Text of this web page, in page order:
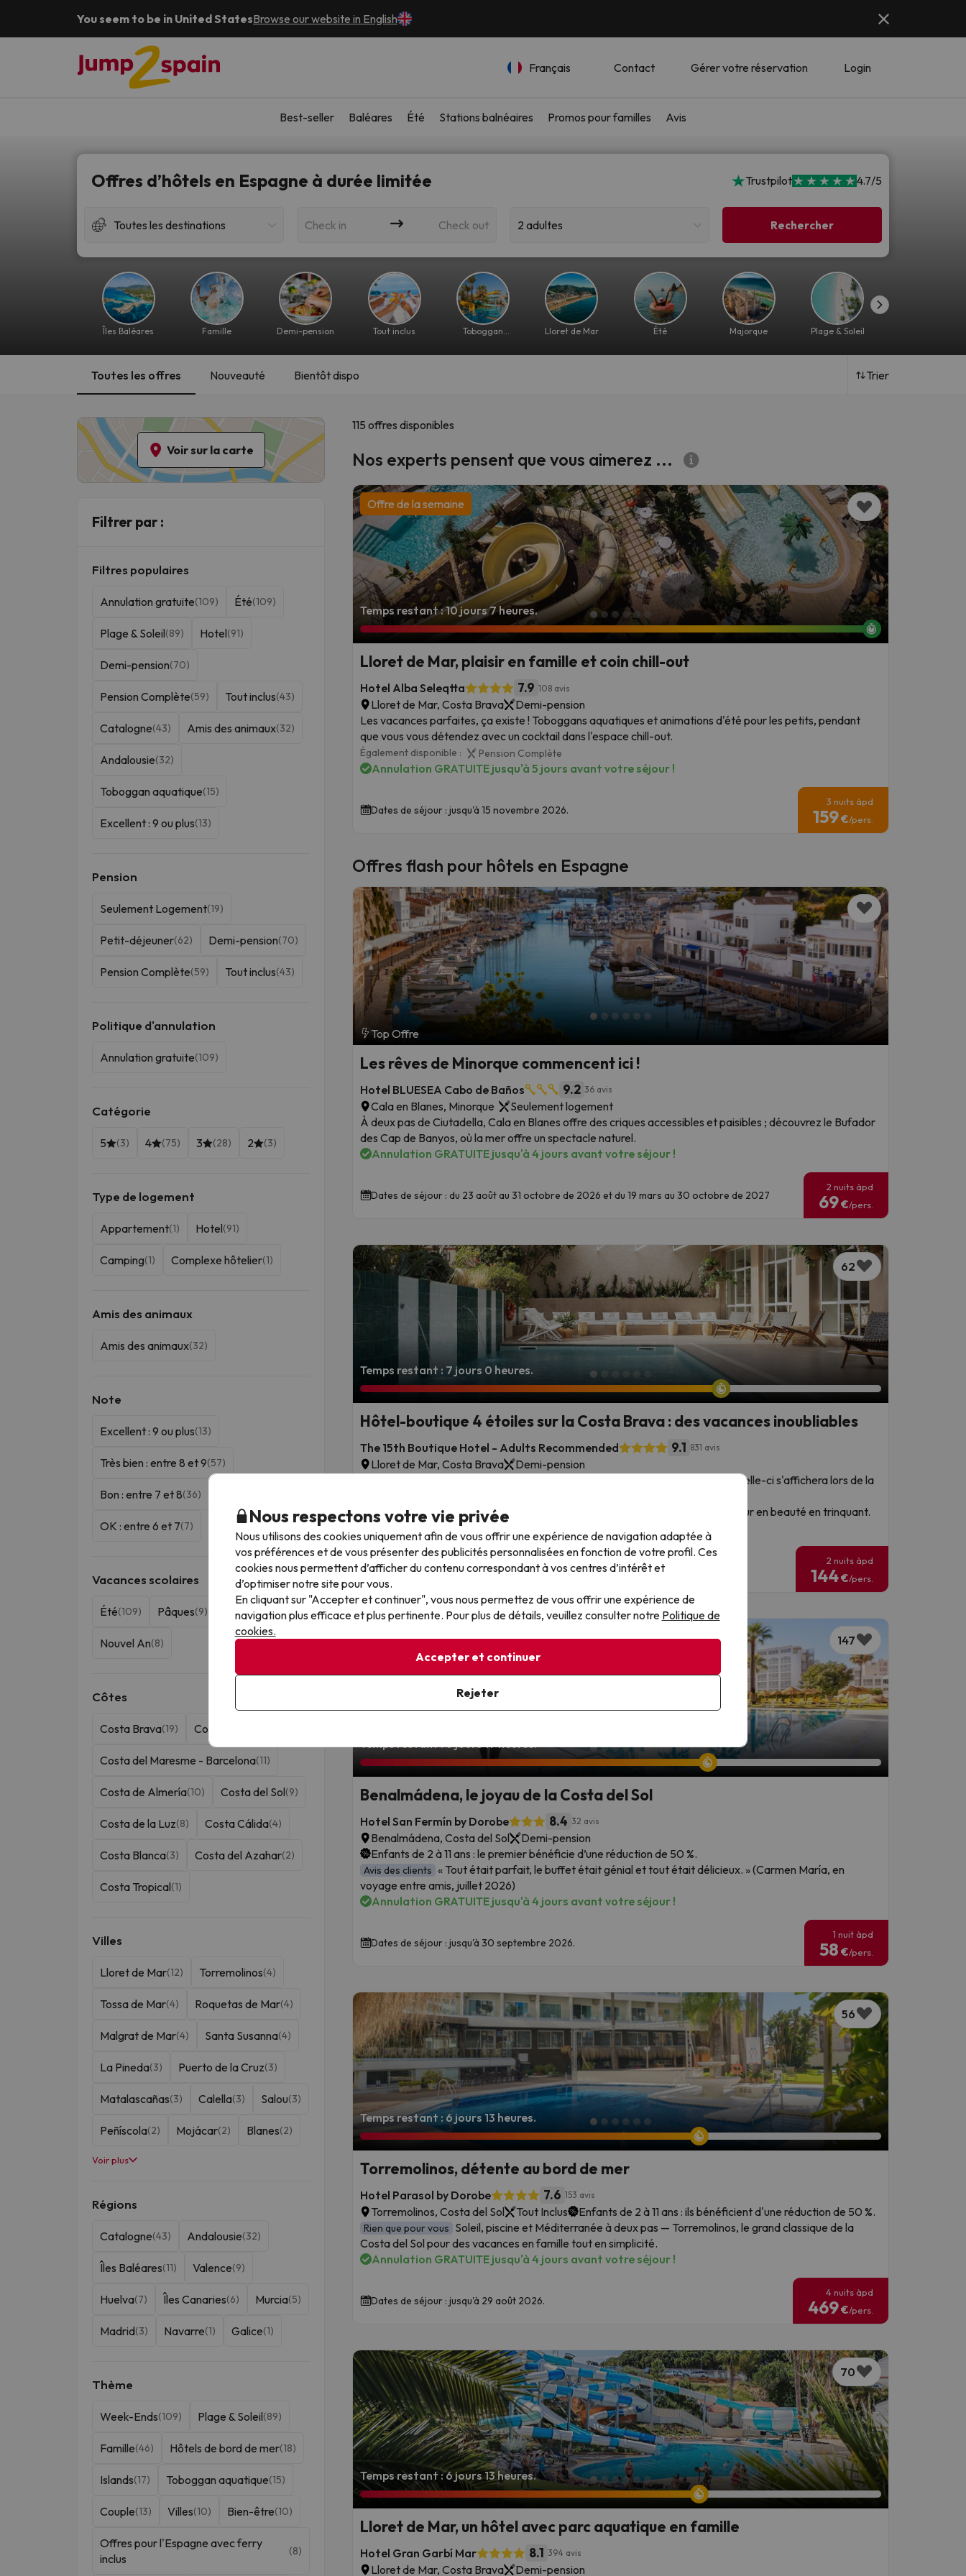
You seem to be in United StatesBrowse our website in English
Français Contact Gérer votre réservation Login
Best-seller Baléares Été Stations balnéaires Promos pour familles Avis
Offres d’hôtels en Espagne à durée limitée Trustpilot 4.7/5
Toutes les destinations Check in Check out 2 adultes
Îles Baléares Famille Demi-pension Tout inclus
Toboggan
Lloret de Mar Été Majorque Plage & Soleil
Toutes les offres Nouveauté Bientôt dispo Trier
115 offres disponibles
Nos experts pensent que vous aimerez ...
Offre de la semaine
Temps restant : 10 jours 7 heures.
Lloret de Mar, plaisir en famille et coin chill-out
Hotel Alba Seleqtta 7.9 108 avis
Lloret de Mar, Costa Brava
Demi-pension
Les vacances parfaites, ça existe ! Toboggans aquatiques et animations d'été pour les petits, pendant
que vous vous détendez avec un cocktail dans l'espace chill-out.
Également disponible : Pension Complète
Annulation GRATUITE jusqu'à 5 jours avant votre séjour !
Dates de séjour : jusqu'à 15 novembre 2026.
3 nuits àpd
159€/pers.
Offres flash pour hôtels en Espagne
Top Offre
Les rêves de Minorque commencent ici !
Hotel BLUESEA Cabo de Baños 9.2 36 avis
Cala en Blanes, Minorque
Seulement logement
À deux pas de Ciutadella, Cala en Blanes offre des criques accessibles et paisibles ; découvrez le Bufador
des Cap de Banyos, où la mer offre un spectacle naturel.
Annulation GRATUITE jusqu'à 4 jours avant votre séjour !
Dates de séjour : du 23 août au 31 octobre de 2026 et du 19 mars au 30 octobre de 2027
2 nuits àpd
69€/pers.
62
Temps restant : 7 jours 0 heures.
Hôtel-boutique 4 étoiles sur la Costa Brava : des vacances inoubliables
The 15th Boutique Hotel - Adults Recommended 9.1 831 avis
Lloret de Mar, Costa Brava
Demi-pension
Pour les séjours de 4 nuits ou plus, vous bénéficiez d'une réduction de 10 % (celle-ci s'affichera lors de la
Nous avons négocié pour vous : un verre de bienvenue. Commencez votre séjour en beauté en trinquant.
Annulation GRATUITE jusqu'à 5 jours avant votre séjour !
Dates de séjour : jusqu'à 17 octobre 2026.
2 nuits àpd
144€/pers.
147
Benalmádena, le joyau de la Costa del Sol
Hotel San Fermín by Dorobe 8.4 32 avis
Benalmádena, Costa del Sol
Demi-pension
Enfants de 2 à 11 ans : le premier bénéficie d’une réduction de 50 %.
Avis des clients « Tout était parfait, le buffet était génial et tout était délicieux. » (Carmen María, en
voyage entre amis, juillet 2026)
Annulation GRATUITE jusqu'à 4 jours avant votre séjour !
Dates de séjour : jusqu'à 30 septembre 2026.
1 nuit àpd
58 €/pers.
56
Temps restant : 6 jours 13 heures.
Torremolinos, détente au bord de mer
Hotel Parasol by Dorobe 7.6 153 avis
Torremolinos, Costa del Sol Tout Inclus Enfants de 2 à 11 ans : ils bénéficient d'une réduction de 50 %.
Rien que pour vous Soleil, piscine et Méditerranée à deux pas — Torremolinos, le grand classique de la
Costa del Sol pour des vacances en famille tout en simplicité.
Annulation GRATUITE jusqu'à 4 jours avant votre séjour !
Dates de séjour : jusqu'à 29 août 2026.
4 nuits àpd
469€/pers.
70
Temps restant : 6 jours 13 heures.
Lloret de Mar, un hôtel avec parc aquatique en famille
Hotel Gran Garbí Mar 8.1 394 avis
Lloret de Mar, Costa Brava Demi-pension
Voir sur la carte
Filtrer par :
Filtres populaires
Annulation gratuite(109) Été(109)
Plage & Soleil(89) Hotel(91)
Demi-pension(70)
Pension Complète(59) Tout inclus(43)
Catalogne(43) Amis des animaux(32)
Andalousie(32)
Toboggan aquatique(15)
Excellent : 9 ou plus(13)
Pension
Seulement Logement(19)
Petit-déjeuner(62) Demi-pension(70)
Pension Complète(59) Tout inclus(43)
Politique d'annulation
Annulation gratuite(109)
Catégorie
5 (3) 4 (75) 3 (28) 2 (3)
Type de logement
Appartement(1) Hotel(91)
Camping(1) Complexe hôtelier(1)
Amis des animaux
Amis des animaux(32)
Note
Excellent : 9 ou plus(13)
Très bien : entre 8 et 9(57)
Bon : entre 7 et 8(36)
OK : entre 6 et 7(7)
Vacances scolaires
Été(109) Pâques(9) Noël(9)
Nouvel An(8)
Côtes
Costa Brava(19) Costa Dorada
Costa del Maresme - Barcelona(11)
Costa de Almería(10) Costa del Sol(9)
Costa de la Luz(8) Costa Cálida(4)
Costa Blanca(3) Costa del Azahar(2)
Costa Tropical(1)
Villes
Lloret de Mar(12) Torremolinos(4)
Tossa de Mar(4) Roquetas de Mar(4)
Malgrat de Mar(4) Santa Susanna(4)
La Pineda(3) Puerto de la Cruz(3)
Matalascañas(3) Calella(3) Salou(3)
Peñíscola(2) Mojácar(2) Blanes(2)
Islantilla
Platja d'Aro
Voir plus
Régions
Catalogne(43) Andalousie(32)
Îles Baléares(11) Valence(9)
Huelva(7) Îles Canaries(6) Murcia(5)
Madrid(3) Navarre(1) Galice(1)
Thème
Week-Ends(109) Plage & Soleil(89)
Famille(46) Hôtels de bord de mer(18)
Islands(17) Toboggan aquatique(15)
Couple(13) Villes(10) Bien-être(10)
Offres pour l'Espagne avec ferry
inclus
(8)
Nous respectons votre vie privée
Nous utilisons des cookies uniquement afin de vous offrir une expérience de navigation adaptée à
vos préférences et de vous présenter des publicités personnalisées en fonction de votre profil. Ces
cookies nous permettent d’afficher du contenu correspondant à vos centres d’intérêt et
d’optimiser notre site pour vous.
En cliquant sur "Accepter et continuer", vous nous permettez de vous offrir une expérience de
navigation plus efficace et plus pertinente. Pour plus de détails, veuillez consulter notre Politique de
cookies.
Accepter et continuer
Rejeter